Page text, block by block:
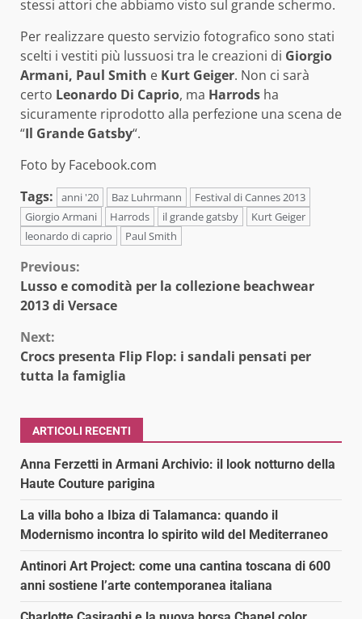
stessi attori che abbiamo visto sul grande schermo.
Per realizzare questo servizio fotografico sono stati
scelti i vestiti più lussuosi tra le creazioni di Giorgio
Armani, Paul Smith e Kurt Geiger. Non ci sarà
certo Leonardo Di Caprio, ma Harrods ha
sicuramente riprodotto alla perfezione una scena de
“Il Grande Gatsby“.
Foto by Facebook.com
Tags:
anni '20 Baz Luhrmann
Festival di Cannes 2013
Giorgio Armani
Harrods il grande gatsby
Kurt Geiger
leonardo di caprio
Paul Smith
Continue
Reading
Previous:
Lusso e comodità per la collezione beachwear
2013 di Versace
Next:
Crocs presenta Flip Flop: i sandali pensati per
tutta la famiglia
ARTICOLI RECENTI
Anna Ferzetti in Armani Archivio: il look notturno della
Haute Couture parigina
La villa boho a Ibiza di Talamanca: quando il
Modernismo incontra lo spirito wild del Mediterraneo
Antinori Art Project: come una cantina toscana di 600
anni sostiene l’arte contemporanea italiana